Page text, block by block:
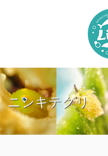
ニシキテグリ